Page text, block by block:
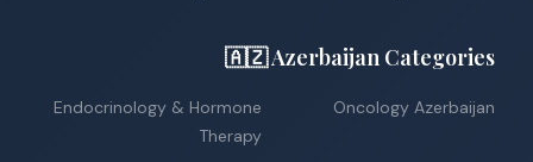
🇦🇿 Azerbaijan Categories
Oncology Azerbaijan
Endocrinology & Hormone
Therapy